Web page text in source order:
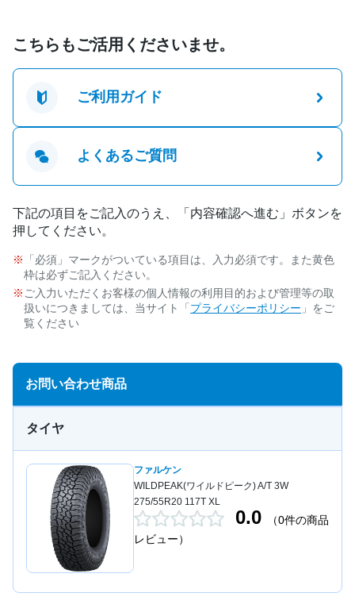
こちらもご活用くださいませ。
ご利用ガイド
よくあるご質問
下記の項目をご記入のうえ、「内容確認へ進む」ボタンを
押してください。
「必須」マークがついている項目は、入力必須です。また黄色
枠は必ずご記入ください。
ご入力いただくお客様の個人情報の利用目的および管理等の取
扱いにつきましては、当サイト「 プライバシーポリシー 」をご
覧ください
お問い合わせ商品
タイヤ
ファルケン
WILDPEAK(ワイルドピーク) A/T 3W
275/55R20 117T XL
0.0
（0件の商品
レビュー）